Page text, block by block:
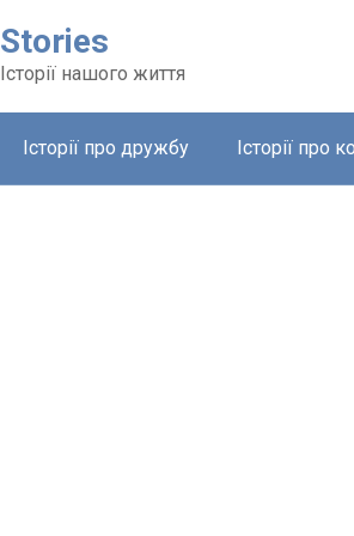
Stories
Історії нашого життя
Історії про дружбу Історії про